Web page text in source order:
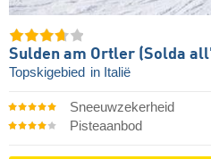
Sulden am Ortler (Solda
Topskigebied in Italië
Sneeuwzekerheid
Pisteaanbod